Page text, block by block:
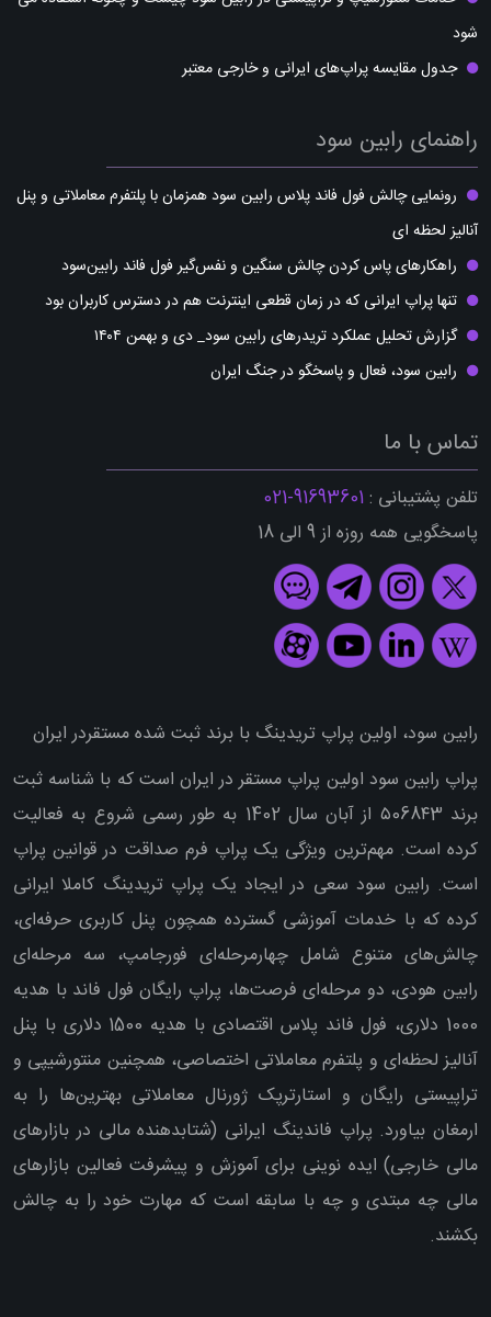
شود
جدول مقایسه پراپ‌های ایرانی و خارجی معتبر
راهنمای رابین سود
رونمایی چالش فول فاند پلاس رابین سود همزمان با پلتفرم معاملاتی و پنل
آنالیز لحظه ای
راهکارهای پاس کردن چالش سنگین و نفس‌گیر فول فاند رابین‌سود
تنها پراپ ایرانی که در زمان قطعی اینترنت هم در دسترس کاربران بود
گزارش تحلیل عملکرد تریدرهای رابین سود_ دی و بهمن ۱۴۰۴
رابین سود، فعال و پاسخگو در جنگ ایران
تماس با ما
تلفن پشتیبانی :91693601-021
پاسخگویی همه روزه از 9 الی 18
رابین سود، اولین پراپ تریدینگ با برند ثبت شده مستقردر ایران
پراپ رابین سود اولین پراپ مستقر در ایران است که با شناسه ثبت
برند ۵068۴3 از آبان سال 1402 به طور رسمی شروع به فعالیت
کرده است. مهم‌ترین ویژگی یک پراپ فرم صداقت در قوانین پراپ
است. رابین سود سعی در ایجاد یک پراپ تریدینگ کاملا ایرانی
کرده که با خدمات آموزشی گسترده همچون پنل کاربری حرفه‌ای،
چالش‌های متنوع شامل چهارمرحله‌ای فورجامپ، سه مرحله‌ای
رابین هودی، دو مرحله‌ای فرصت‌ها، پراپ رایگان فول فاند با هدیه
1000 دلاری، فول فاند پلاس اقتصادی با هدیه 1500 دلاری با پنل
آنالیز لحظه‌ای و پلتفرم معاملاتی اختصاصی، همچنین منتورشیپی و
تراپیستی رایگان و استارترپک ژورنال معاملاتی بهترین‌ها را به
ارمغان بیاورد. پراپ فاندینگ ایرانی (شتابدهنده مالی در بازارهای
مالی خارجی) ایده نوینی برای آموزش و پیشرفت فعالین بازارهای
مالی چه مبتدی و چه با سابقه است که مهارت خود را به چالش
بکشند.